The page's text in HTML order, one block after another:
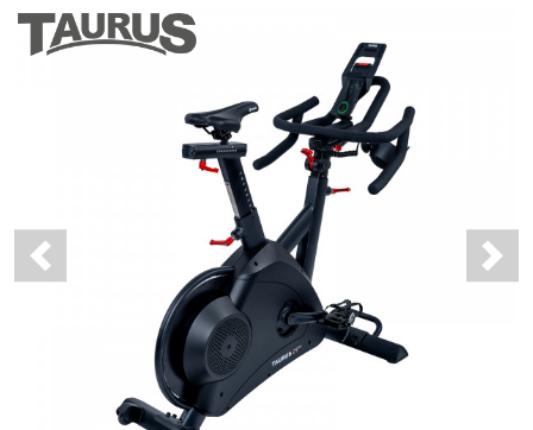
Previous Next